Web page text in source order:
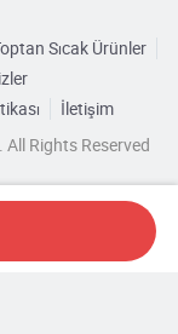
Sıcak Ürünler
İletişim
Rights Reserved